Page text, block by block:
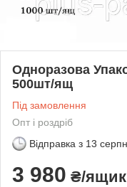
Одноразова
500шт/ящ
Під замовлення
Опт і роздріб
Відправка з 13
3 980 ₴/ящик